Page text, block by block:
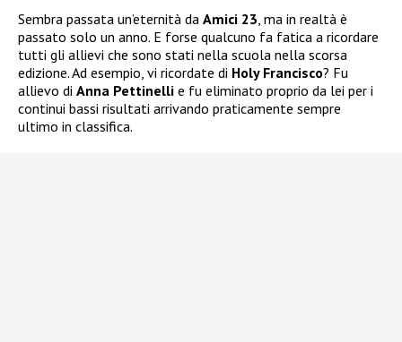
Sembra passata un’eternità da Amici 23 , ma in realtà è
passato solo un anno. E forse qualcuno fa fatica a ricordare
tutti gli allievi che sono stati nella scuola nella scorsa
edizione. Ad esempio, vi ricordate di Holy Francisco? Fu
allievo di Anna Pettinelli e fu eliminato proprio da lei per i
continui bassi risultati arrivando praticamente sempre
ultimo in classifica.